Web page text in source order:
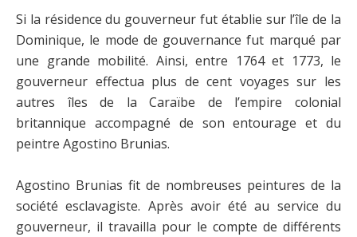
Si la résidence du gouverneur fut établie sur l’île de la
Dominique, le mode de gouvernance fut marqué par
une grande mobilité. Ainsi, entre 1764 et 1773, le
gouverneur effectua plus de cent voyages sur les
autres îles de la Caraïbe de l’empire colonial
britannique accompagné de son entourage et du
peintre Agostino Brunias.
Agostino Brunias fit de nombreuses peintures de la
société esclavagiste. Après avoir été au service du
gouverneur, il travailla pour le compte de différents